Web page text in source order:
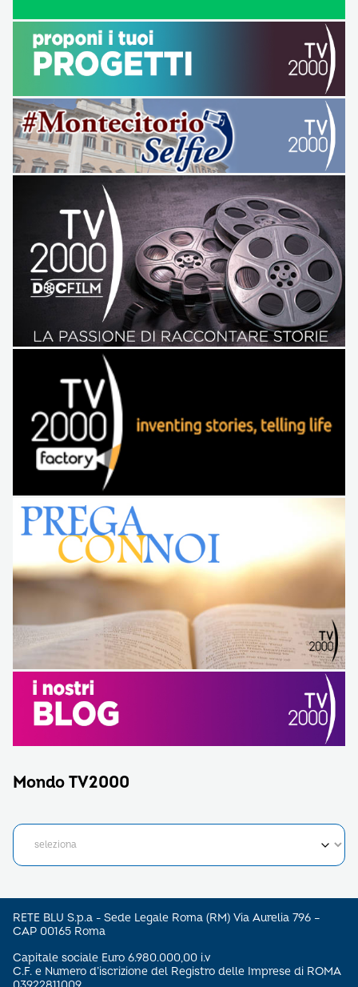
Mondo TV2000
RETE BLU S.p.a - Sede Legale Roma (RM) Via Aurelia 796 –
CAP 00165 Roma
Capitale sociale Euro 6.980.000,00 i.v
C.F. e Numero d’iscrizione del Registro delle Imprese di ROMA